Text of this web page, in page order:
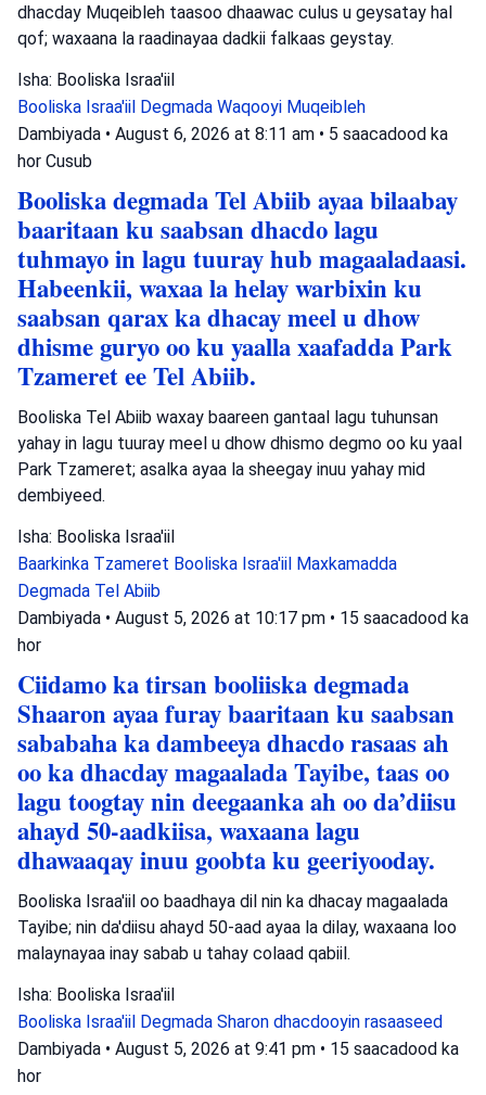
dhacday Muqeibleh taasoo dhaawac culus u geysatay hal
qof; waxaana la raadinayaa dadkii falkaas geystay.
Isha: Booliska Israa'iil
Booliska Israa'iil Degmada Waqooyi Muqeibleh
Dambiyada • August 6, 2026 at 8:11 am • 5 saacadood ka
hor Cusub
Booliska degmada Tel Abiib ayaa bilaabay
baaritaan ku saabsan dhacdo lagu
tuhmayo in lagu tuuray hub magaaladaasi.
Habeenkii, waxaa la helay warbixin ku
saabsan qarax ka dhacay meel u dhow
dhisme guryo oo ku yaalla xaafadda Park
Tzameret ee Tel Abiib.
Booliska Tel Abiib waxay baareen gantaal lagu tuhunsan
yahay in lagu tuuray meel u dhow dhismo degmo oo ku yaal
Park Tzameret; asalka ayaa la sheegay inuu yahay mid
dembiyeed.
Isha: Booliska Israa'iil
Baarkinka Tzameret Booliska Israa'iil Maxkamadda
Degmada Tel Abiib
Dambiyada • August 5, 2026 at 10:17 pm • 15 saacadood ka
hor
Ciidamo ka tirsan booliiska degmada
Shaaron ayaa furay baaritaan ku saabsan
sababaha ka dambeeya dhacdo rasaas ah
oo ka dhacday magaalada Tayibe, taas oo
lagu toogtay nin deegaanka ah oo da’diisu
ahayd 50-aadkiisa, waxaana lagu
dhawaaqay inuu goobta ku geeriyooday.
Booliska Israa'iil oo baadhaya dil nin ka dhacay magaalada
Tayibe; nin da'diisu ahayd 50-aad ayaa la dilay, waxaana loo
malaynayaa inay sabab u tahay colaad qabiil.
Isha: Booliska Israa'iil
Booliska Israa'iil Degmada Sharon dhacdooyin rasaaseed
Dambiyada • August 5, 2026 at 9:41 pm • 15 saacadood ka
hor